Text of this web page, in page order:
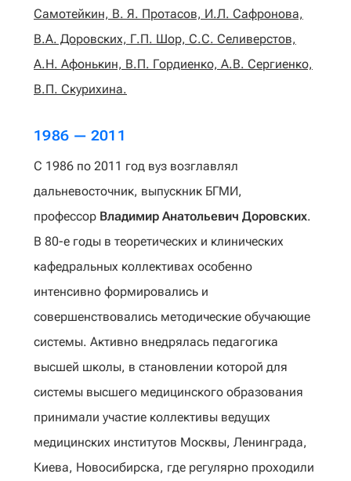
Самотейкин, В. Я. Протасов, И.Л. Сафронова,
В.А. Доровских, Г.П. Шор, С.С. Селиверстов,
А.Н. Афонькин, В.П. Гордиенко, А.В. Сергиенко,
В.П. Скурихина.
1986 — 2011
С 1986 по 2011 год вуз возглавлял
дальневосточник, выпускник БГМИ,
профессор Владимир Анатольевич Доровских.
В 80-е годы в теоретических и клинических
кафедральных коллективах особенно
интенсивно формировались и
совершенствовались методические обучающие
системы. Активно внедрялась педагогика
высшей школы, в становлении которой для
системы высшего медицинского образования
принимали участие коллективы ведущих
медицинских институтов Москвы, Ленинграда,
Киева, Новосибирска, где регулярно проходили